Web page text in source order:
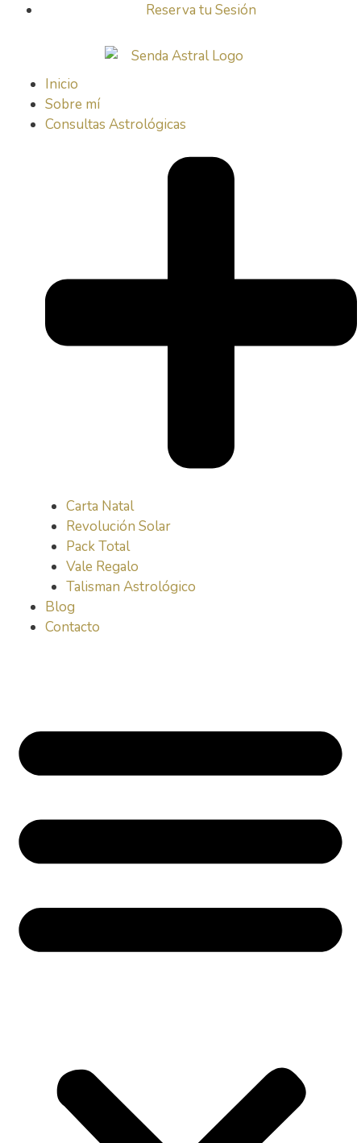
Reserva tu Sesión
Inicio
Sobre mí
Consultas Astrológicas
Carta Natal
Revolución Solar
Pack Total
Vale Regalo
Talisman Astrológico
Blog
Contacto